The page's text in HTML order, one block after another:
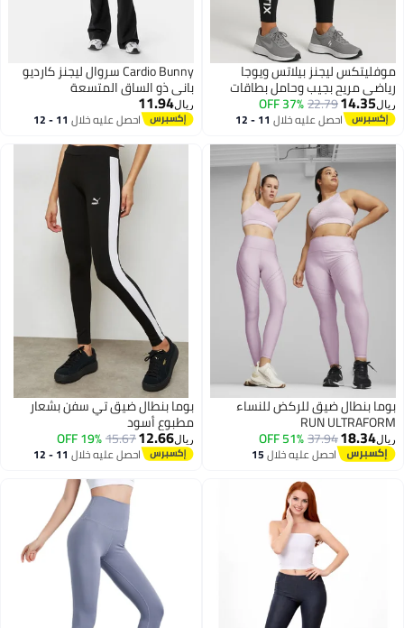
موفليتكس ليجنز بيلاتس ويوجا
رياضي مريح بجيب وحامل بطاقات
بجودة عالية
ريال14.35
22.79
37% OFF
احصل عليه خلال 11 - 12
Cardio Bunny سروال ليجنز كارديو
باني ذو الساق المتسعة
ريال11.94
احصل عليه خلال 11 - 12
بوما بنطال ضيق للركض للنساء
RUN ULTRAFORM
ريال18.34
37.94
51% OFF
احصل عليه خلال15
بوما بنطال ضيق تي سفن بشعار
مطبوع أسود
ريال12.66
15.67
19% OFF
احصل عليه خلال 11 - 12